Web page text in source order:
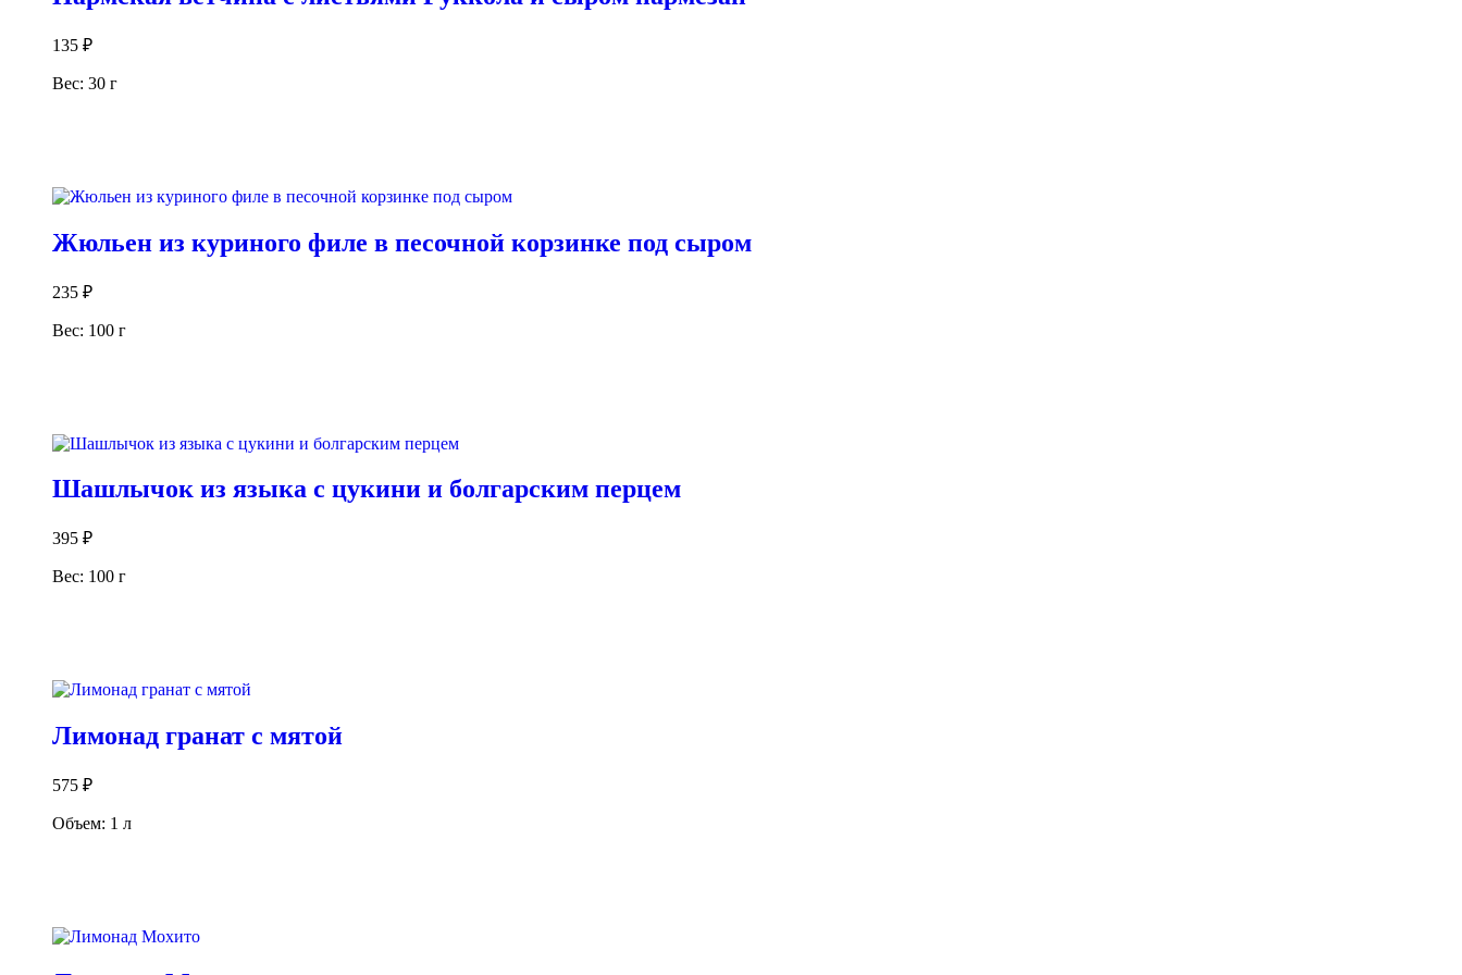
135 ₽
Вес: 30 г
Жюльен из куриного филе в песочной корзинке под сыром
235 ₽
Вес: 100 г
Шашлычок из языка с цукини и болгарским перцем
395 ₽
Вес: 100 г
Лимонад гранат с мятой
575 ₽
Объем: 1 л